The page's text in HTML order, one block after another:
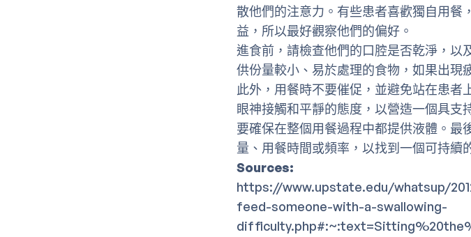
散他們的注意力。有些患者喜歡獨自用餐
益，所以最好觀察他們的偏好。
進食前，請檢查他們的口腔是否乾淨，以
供份量較小、易於處理的食物，如果出現
此外，用餐時不要催促，並避免站在患
眼神接觸和平靜的態度，以營造一個具支
要確保在整個用餐過程中都提供液體。最
量、用餐時間或頻率，以找到一個可持續
Sources:
https://www.upstate.edu/whatsup/
feed-someone-with-a-swallowing-